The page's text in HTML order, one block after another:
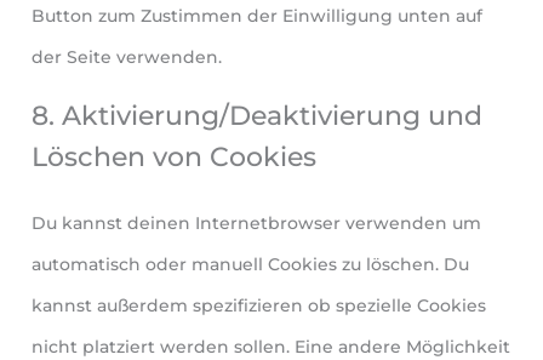
Button zum Zustimmen der Einwilligung unten auf
der Seite verwenden.
8. Aktivierung/Deaktivierung und
Löschen von Cookies
Du kannst deinen Internetbrowser verwenden um
automatisch oder manuell Cookies zu löschen. Du
kannst außerdem spezifizieren ob spezielle Cookies
nicht platziert werden sollen. Eine andere Möglichkeit